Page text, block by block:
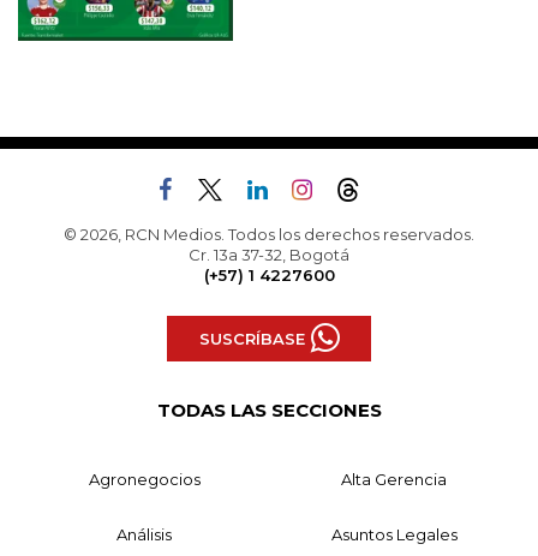
© 2026, RCN Medios. Todos los derechos reservados.
Cr. 13a 37-32, Bogotá
(+57) 1 4227600
SUSCRÍBASE
TODAS LAS SECCIONES
Agronegocios Alta Gerencia
Análisis Asuntos Legales